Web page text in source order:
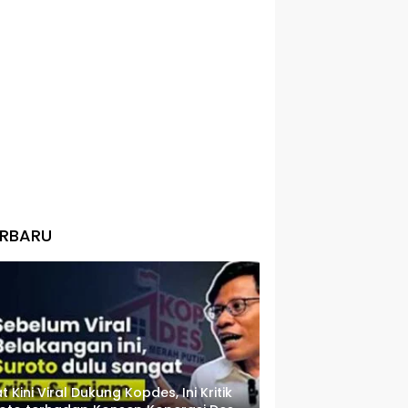
Kini Viral Dukung Kopdes, Ini Kritik